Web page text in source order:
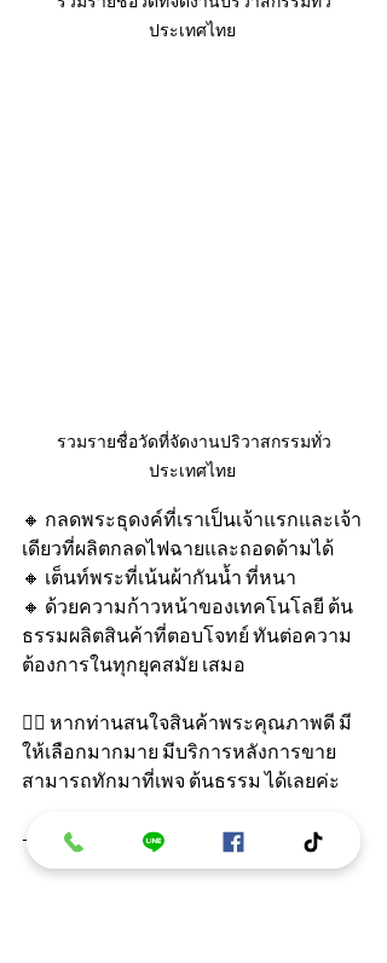
ประเทศไทย
รวมรายชื่อวัดที่จัดงานปริวาสกรรมทั่ว
ประเทศไทย
🔸 กลดพระธุดงค์ที่เราเป็นเจ้าแรกและเจ้า
เดียวที่ผลิตกลดไฟฉายและถอดด้ามได้
🔸 เต็นท์พระที่เน้นผ้ากันน้ำ ที่หนา
🔸 ด้วยความก้าวหน้าของเทคโนโลยี ต้น
ธรรมผลิตสินค้าที่ตอบโจทย์ ทันต่อความ
ต้องการในทุกยุคสมัย เสมอ
👉🏻 หากท่านสนใจสินค้าพระคุณภาพดี มี
ให้เลือกมากมาย มีบริการหลังการขาย
สามารถทักมาที่เพจ ต้นธรรม ได้เลยค่ะ
-------------------------------------------------------